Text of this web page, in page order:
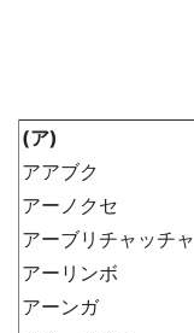
(ア)
アアブク
アーノクセ
アーブリチャッチャ
アーリンボ
アーンガ